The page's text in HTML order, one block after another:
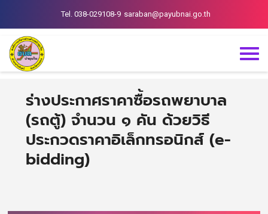
Tel. 038-029108-9 saraban@payubnai.go.th
ร่างประกาศราคาซื้อรถพยาบาล
(รถตู้) จำนวน ๑ คัน ด้วยวิธี
ประกวดราคาอิเล็กทรอนิกส์ (e-
bidding)